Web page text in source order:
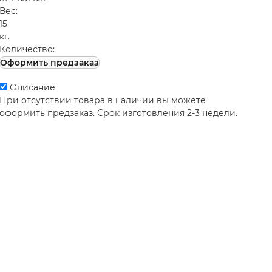
Вес:
15
кг.
Количество:
Оформить предзаказ
Описание
При отсутствии товара в наличии вы можете
оформить предзаказ. Срок изготовления 2-3 недели.